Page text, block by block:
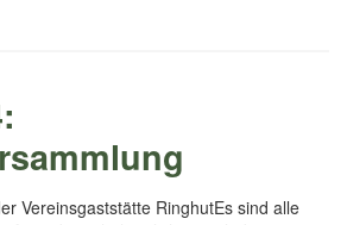
Vereinsgaststätte RinghutEs sind alle